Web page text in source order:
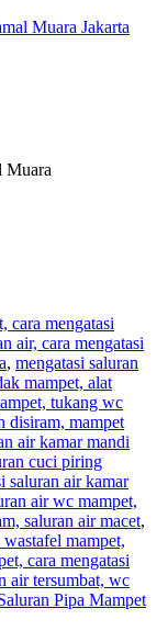
Muara Jakarta
Muara
cara mengatasi
air, cara mengatasi
, mengatasi saluran
mampet, alat
tukang wc
disiram, mampet
air kamar mandi
cuci piring
saluran air kamar
air wc mampet,
saluran air macet,
mampet,
cara mengatasi
air tersumbat, wc
Pipa Mampet